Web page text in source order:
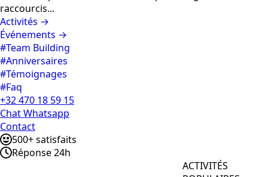
raccourcis...
Activités →
Événements →
#Team Building
#Anniversaires
#Témoignages
#Faq
+32 470 18 59 15
Chat Whatsapp
Contact
500+ satisfaits
Réponse 24h
ACTIVITÉS